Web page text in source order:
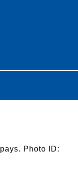
Photo ID: